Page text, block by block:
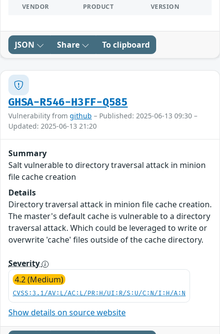
VENDOR PRODUCT VERSION
JSON Share To clipboard
GHSA-R546-H3FF-Q585
Vulnerability from github – Published: 2025-06-13 09:30 –
Updated: 2025-06-13 21:20
Summary
Salt vulnerable to directory traversal attack in minion
file cache creation
Details
Directory traversal attack in minion file cache creation.
The master's default cache is vulnerable to a directory
traversal attack. Which could be leveraged to write or
overwrite 'cache' files outside of the cache directory.
Severity
4.2 (Medium)
CVSS:3.1/AV:L/AC:L/PR:H/UI:R/S:U/C:N/I:H/A:N
Show details on source website